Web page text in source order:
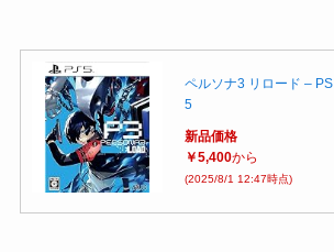
ペルソナ3 リロード – PS
5
新品価格
￥5,400から
(2025/8/1 12:47時点)